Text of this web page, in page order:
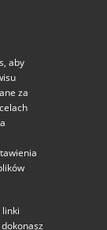
aby
za